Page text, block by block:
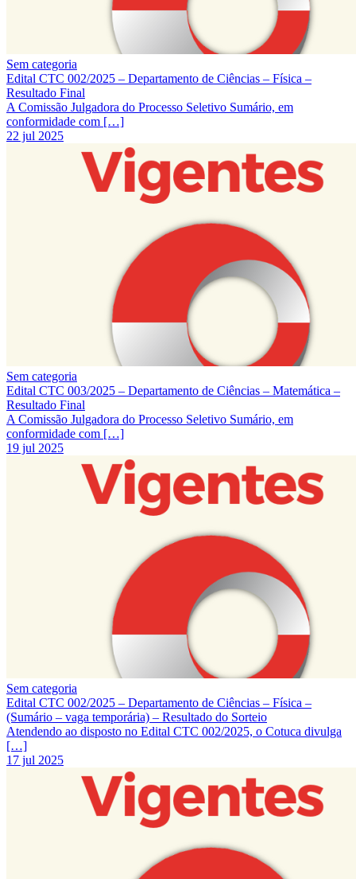
Sem categoria
Edital CTC 002/2025 – Departamento de Ciências – Física –
Resultado Final
A Comissão Julgadora do Processo Seletivo Sumário, em
conformidade com […]
22 jul 2025
Sem categoria
Edital CTC 003/2025 – Departamento de Ciências – Matemática –
Resultado Final
A Comissão Julgadora do Processo Seletivo Sumário, em
conformidade com […]
19 jul 2025
Sem categoria
Edital CTC 002/2025 – Departamento de Ciências – Física –
(Sumário – vaga temporária) – Resultado do Sorteio
Atendendo ao disposto no Edital CTC 002/2025, o Cotuca divulga
[…]
17 jul 2025